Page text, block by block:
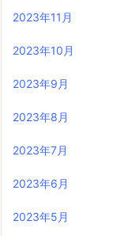
2023年11月
2023年10月
2023年9月
2023年8月
2023年7月
2023年6月
2023年5月